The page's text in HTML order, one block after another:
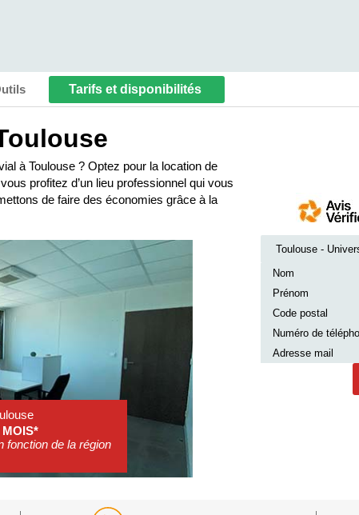
Tarifs et disponibilités
à Toulouse ? Optez pour la location de
profitez d’un lieu professionnel qui vous
de faire des économies grâce à la
MOIS*
fonction de la région